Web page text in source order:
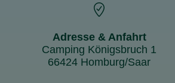
Adresse & Anfahrt
Camping Königsbruch 1
66424 Homburg/Saar